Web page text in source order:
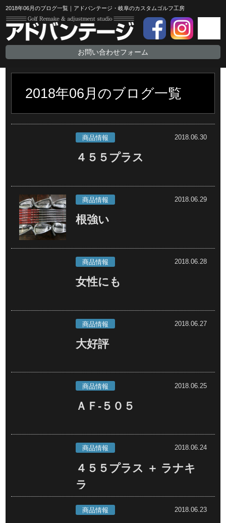
2018年06月のブログ一覧｜アドバンテージ・岐阜のカスタムゴルフ工房
お問い合わせフォーム
2018年06月のブログ一覧
2018.06.30
商品情報
４５５プラス
2018.06.29
商品情報
根強い
2018.06.28
商品情報
女性にも
2018.06.27
商品情報
大好評
2018.06.25
商品情報
ＡＦ-５０５
2018.06.24
商品情報
４５５プラス ＋ ラナキ
ラ
2018.06.23
商品情報